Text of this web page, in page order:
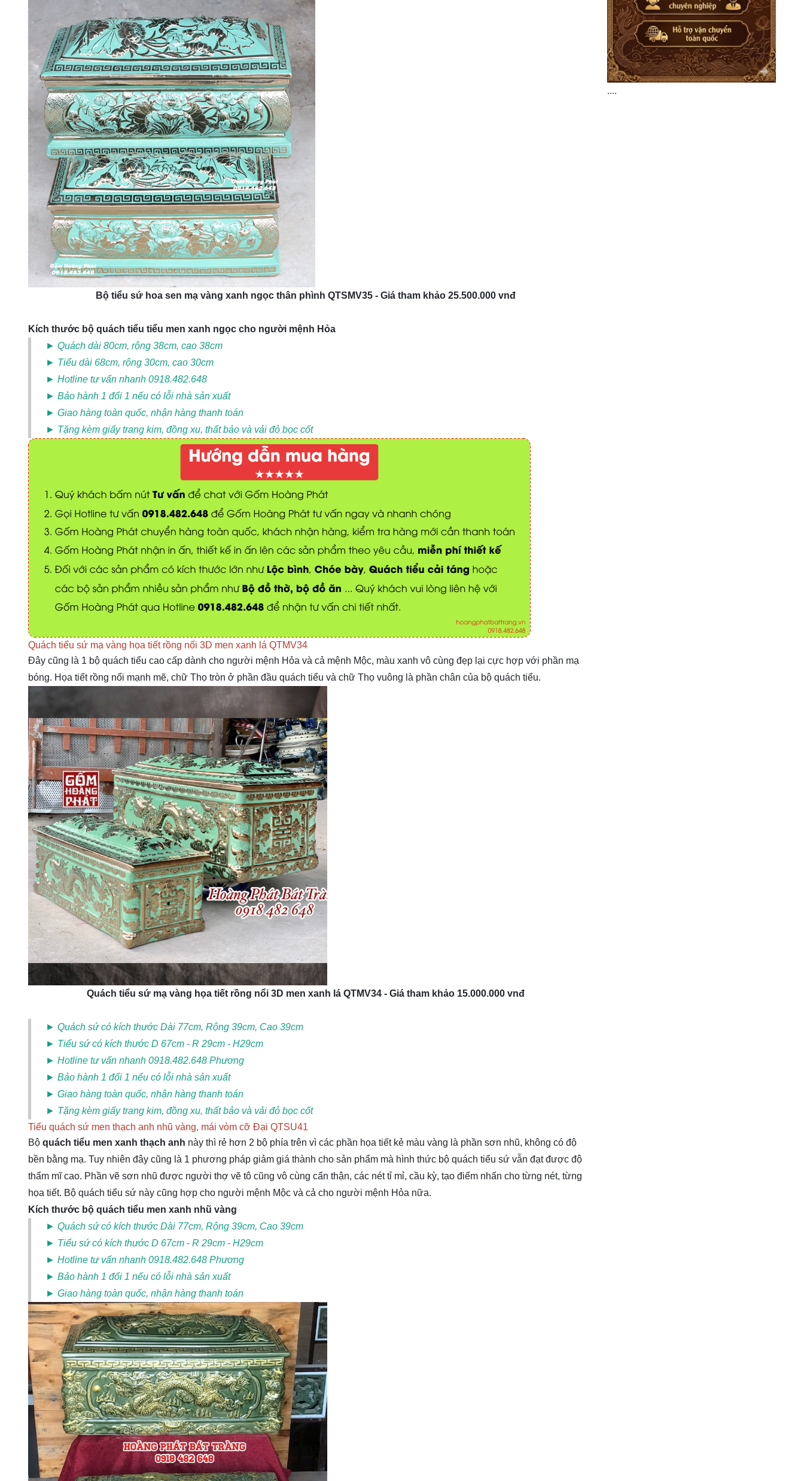
Bộ tiểu sứ hoa sen mạ vàng xanh ngọc thân phình QTSMV35 - Giá tham khảo 25.500.000 vnđ
Kích thước bộ quách tiểu tiểu men xanh ngọc cho người mệnh Hỏa
► Quách dài 80cm, rộng 38cm, cao 38cm
► Tiểu dài 68cm, rộng 30cm, cao 30cm
► Hotline tư vấn nhanh 0918.482.648
► Bảo hành 1 đổi 1 nếu có lỗi nhà sản xuất
► Giao hàng toàn quốc, nhận hàng thanh toán
► Tặng kèm giấy trang kim, đồng xu, thất bảo và vải đỏ bọc cốt
Quách tiểu sứ mạ vàng họa tiết rồng nổi 3D men xanh lá QTMV34
Đây cũng là 1 bộ quách tiểu cao cấp dành cho người mệnh Hỏa và cả mệnh Mộc, màu xanh vô cùng đẹp lại cực hợp với phần mạ
bóng. Họa tiết rồng nổi mạnh mẽ, chữ Thọ tròn ở phần đầu quách tiểu và chữ Thọ vuông là phần chân của bộ quách tiểu.
Quách tiểu sứ mạ vàng họa tiết rồng nổi 3D men xanh lá QTMV34 - Giá tham khảo 15.000.000 vnđ
► Quách sứ có kích thước Dài 77cm, Rộng 39cm, Cao 39cm
► Tiểu sứ có kích thước D 67cm - R 29cm - H29cm
► Hotline tư vấn nhanh 0918.482.648 Phương
► Bảo hành 1 đổi 1 nếu có lỗi nhà sản xuất
► Giao hàng toàn quốc, nhận hàng thanh toán
► Tặng kèm giấy trang kim, đồng xu, thất bảo và vải đỏ bọc cốt
Tiểu quách sứ men thạch anh nhũ vàng, mái vòm cỡ Đại QTSU41
Bộ quách tiểu men xanh thạch anh này thì rẻ hơn 2 bộ phía trên vì các phần họa tiết kẻ màu vàng là phần sơn nhũ, không có độ
bền bằng mạ. Tuy nhiên đây cũng là 1 phương pháp giảm giá thành cho sản phẩm mà hình thức bộ quách tiểu sứ vẫn đạt được độ
thẩm mĩ cao. Phần vẽ sơn nhũ được người thợ vẽ tô cũng vô cùng cẩn thận, các nét tỉ mỉ, cầu kỳ, tạo điểm nhấn cho từng nét, từng
họa tiết. Bộ quách tiểu sứ này cũng hợp cho người mệnh Mộc và cả cho người mệnh Hỏa nữa.
Kích thước bộ quách tiểu men xanh nhũ vàng
► Quách sứ có kích thước Dài 77cm, Rộng 39cm, Cao 39cm
► Tiểu sứ có kích thước D 67cm - R 29cm - H29cm
► Hotline tư vấn nhanh 0918.482.648 Phương
► Bảo hành 1 đổi 1 nếu có lỗi nhà sản xuất
► Giao hàng toàn quốc, nhận hàng thanh toán
....